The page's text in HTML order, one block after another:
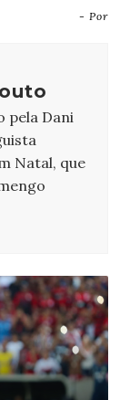
- Por
pela Dani
Natal, que